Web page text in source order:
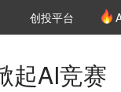
创投平台
起AI竞赛